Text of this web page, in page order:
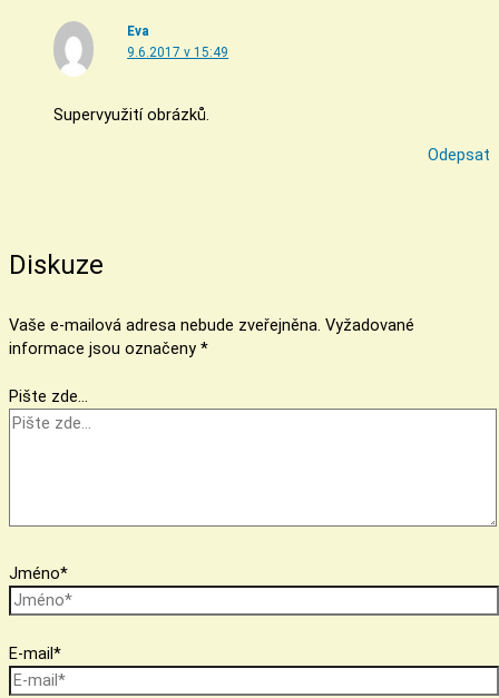
Eva
9.6.2017 v 15:49
Supervyužití obrázků.
Odepsat
Diskuze
Vaše e-mailová adresa nebude zveřejněna. Vyžadované
informace jsou označeny *
Pište zde…
Jméno*
E-mail*